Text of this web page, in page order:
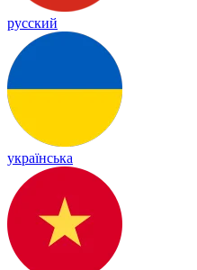
русский
українська